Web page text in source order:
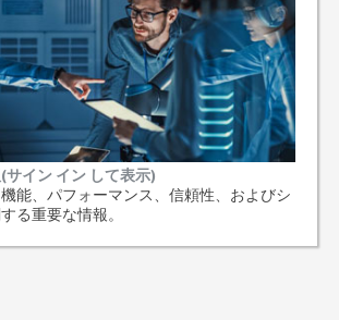
イン イン して表示)
能、パフォーマンス、信頼性、およびシ
る重要な情報。